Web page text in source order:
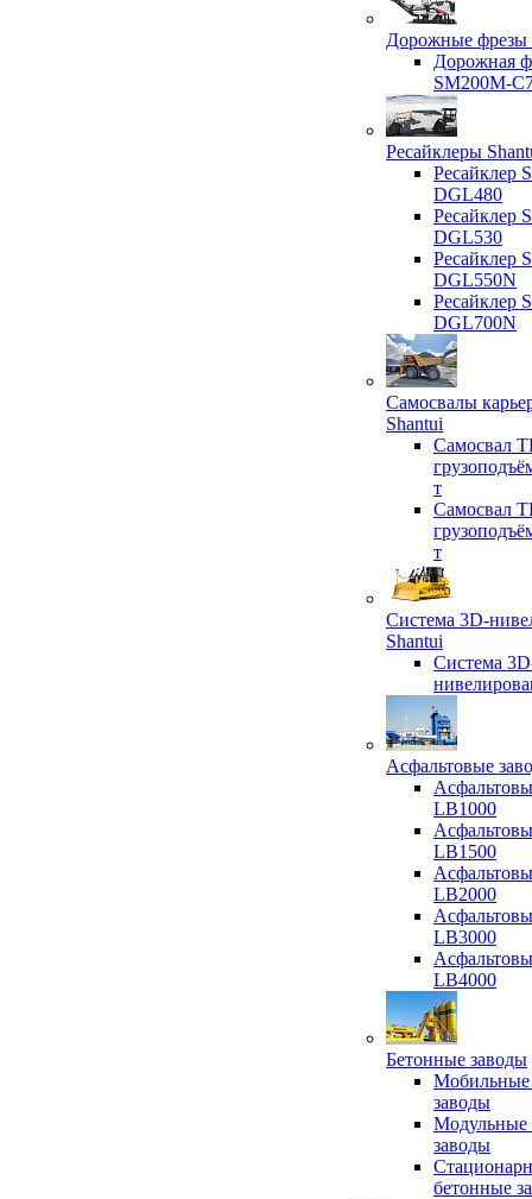
Дорожные фрезы
Дорожная
SM200M-
Ресайклеры
Ресайклер
DGL480
Ресайклер
DGL530
Ресайклер
DGL550N
Ресайклер
DGL700N
Самосвалы
Shantui
Самосвал
т
Самосвал
т
Система 3D-
Shantui
Система
Асфальтовые
LB1000
LB1500
LB2000
LB3000
LB4000
Бетонные заводы
Мобильные
заводы
Модульные
заводы
бетонные